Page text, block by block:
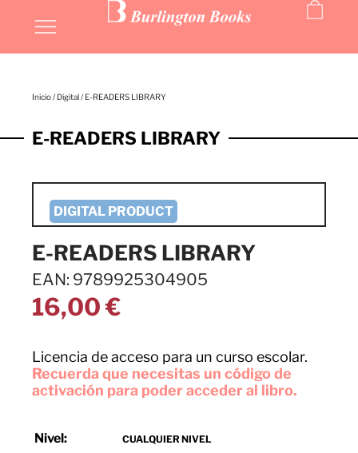
Inicio/ Digital/ E-READERS LIBRARY
E-READERS LIBRARY
E-READERS LIBRARY
EAN: 9789925304905
16,00€
Licencia de acceso para un curso escolar.
Recuerda que necesitas un código de
activación para poder acceder al libro.
Nivel: CUALQUIER NIVEL